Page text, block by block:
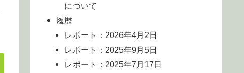
について
履歴
レポート：2026年4月2日
レポート：2025年9月5日
レポート：2025年7月17日